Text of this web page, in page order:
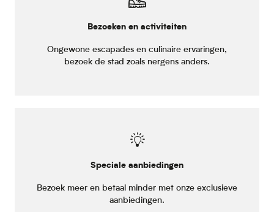
Bezoeken en activiteiten
Ongewone escapades en culinaire ervaringen,
bezoek de stad zoals nergens anders.
Speciale aanbiedingen
Bezoek meer en betaal minder met onze exclusieve
aanbiedingen.